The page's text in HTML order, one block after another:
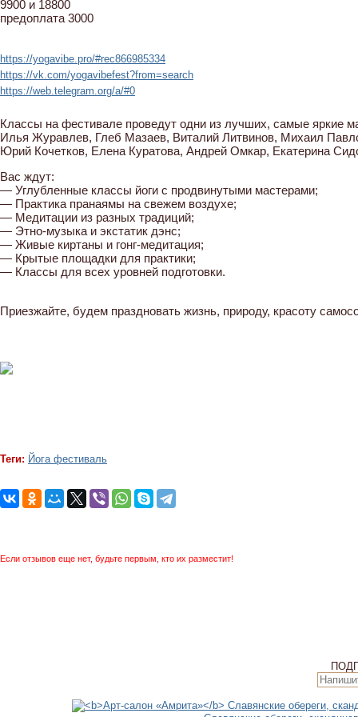
9900 и 18800
предоплата 3000
https://yogavibe.pro/#rec866985334
https://vk.com/yogavibefest?from=search
https://web.telegram.org/a/#0
Классы на фестивале проведут одни из лучших, самые яркие
Илья Журавлев, Глеб Мазаев, Виталий Литвинов, Михаил
Юрий Кочетков, Елена Куратова, Андрей Омкар, Екатерина
Вас ждут:
— Углубленные классы йоги с продвинутыми мастерами;
— Практика пранаямы на свежем воздухе;
— Медитации из разных традиций;
— Этно-музыка и экстатик дэнс;
— Живые киртаны и гонг-медитация;
— Крытые площадки для практики;
— Классы для всех уровней подготовки.
Приезжайте, будем праздновать жизнь, природу, красоту
Теги: Йога фестиваль
Если отзывов еще нет, будьте первым, кто их разместит!